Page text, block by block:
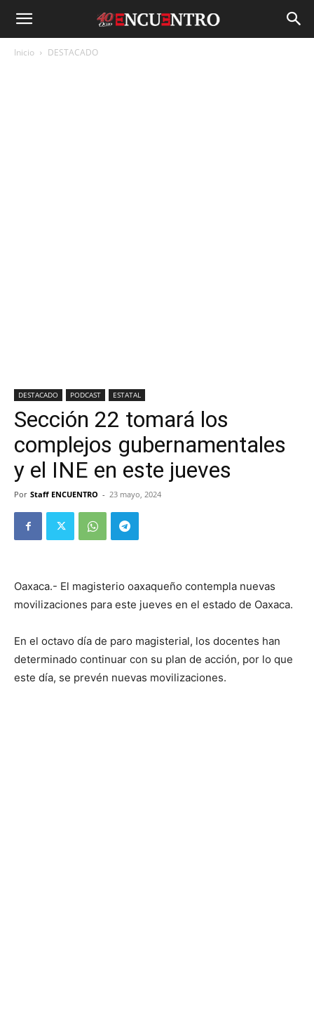
Inicio DESTACADO
DESTACADO PODCAST ESTATAL
Sección 22 tomará los
complejos gubernamentales
y el INE en este jueves
Por Staff ENCUENTRO - 23 mayo, 2024
Oaxaca.- El magisterio oaxaqueño contempla nuevas
movilizaciones para este jueves en el estado de Oaxaca.
En el octavo día de paro magisterial, los docentes han
determinado continuar con su plan de acción, por lo que
este día, se prevén nuevas movilizaciones.